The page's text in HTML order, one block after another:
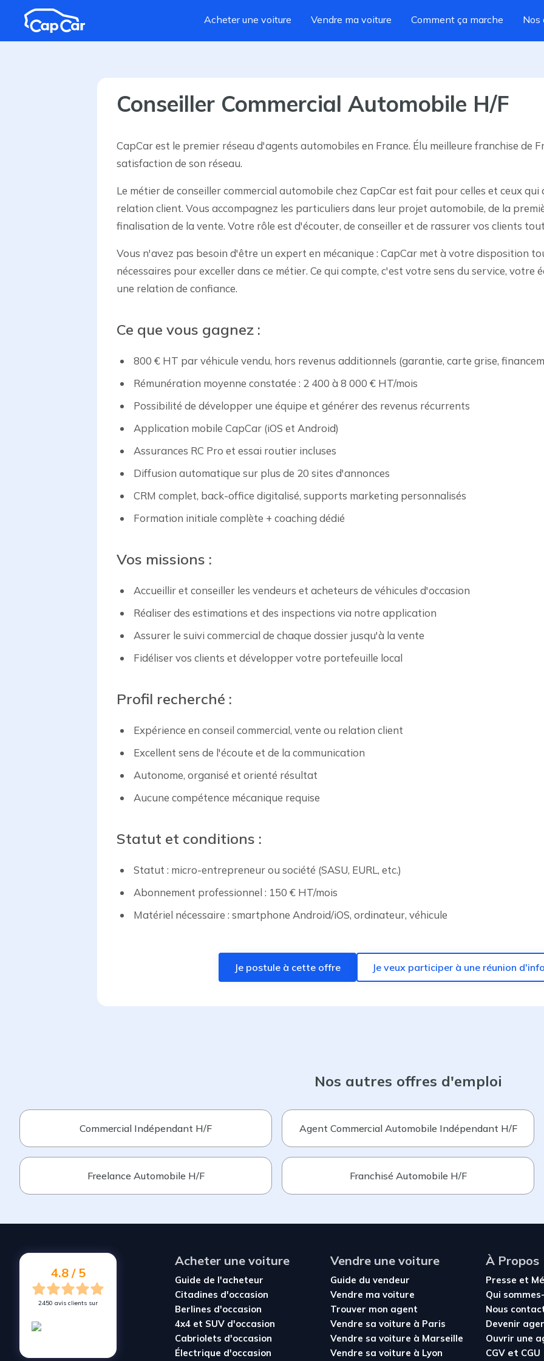
Aller au contenu principal
Acheter une voiture
Vendre ma voiture Comment ça marche Nos
Conseiller Commercial Automobile H/F
CapCar est le premier réseau d'agents automobiles en France. Élu meilleure franchise de
satisfaction de son réseau.
Le métier de conseiller commercial automobile chez CapCar est fait pour celles et ceux
relation client. Vous accompagnez les particuliers dans leur projet automobile, de la
finalisation de la vente. Votre rôle est d'écouter, de conseiller et de rassurer vos clients
Vous n'avez pas besoin d'être un expert en mécanique : CapCar met à votre disposition
nécessaires pour exceller dans ce métier. Ce qui compte, c'est votre sens du service,
une relation de confiance.
Ce que vous gagnez :
800 € HT par véhicule vendu, hors revenus additionnels (garantie, carte grise,
Rémunération moyenne constatée : 2 400 à 8 000 € HT/mois
Possibilité de développer une équipe et générer des revenus récurrents
Application mobile CapCar (iOS et Android)
Assurances RC Pro et essai routier incluses
Diffusion automatique sur plus de 20 sites d'annonces
CRM complet, back-office digitalisé, supports marketing personnalisés
Formation initiale complète + coaching dédié
Vos missions :
Accueillir et conseiller les vendeurs et acheteurs de véhicules d'occasion
Réaliser des estimations et des inspections via notre application
Assurer le suivi commercial de chaque dossier jusqu'à la vente
Fidéliser vos clients et développer votre portefeuille local
Profil recherché :
Expérience en conseil commercial, vente ou relation client
Excellent sens de l'écoute et de la communication
Autonome, organisé et orienté résultat
Aucune compétence mécanique requise
Statut et conditions :
Statut : micro-entrepreneur ou société (SASU, EURL, etc.)
Abonnement professionnel : 150 € HT/mois
Matériel nécessaire : smartphone Android/iOS, ordinateur, véhicule
Je postule à cette offre Je veux participer à une réunion
Nos autres offres d'emploi
Commercial Indépendant H/F Agent Commercial Automobile Indépendant H/F
Freelance Automobile H/F Franchisé Automobile H/F
4.8 / 5
2450 avis clients sur
Acheter une voiture
Guide de l'acheteur
Citadines d'occasion
Berlines d'occasion
4x4 et SUV d'occasion
Cabriolets d'occasion
Électrique d'occasion
Vendre une voiture
Guide du vendeur
Vendre ma voiture
Trouver mon agent
Vendre sa voiture à Paris
Vendre sa voiture à Marseille
Vendre sa voiture à Lyon
À Propos
Presse et
Qui
Nous
Devenir
Ouvrir une
CGV et CGU